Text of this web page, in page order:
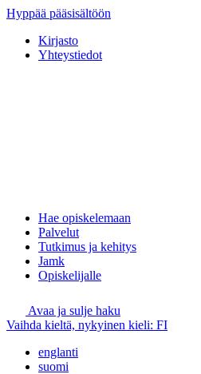
Hyppää pääsisältöön
Kirjasto
Yhteystiedot
Hae opiskelemaan
Palvelut
Tutkimus ja kehitys
Jamk
Opiskelijalle
Avaa ja sulje haku
Vaihda kieltä, nykyinen kieli: FI
englanti
suomi